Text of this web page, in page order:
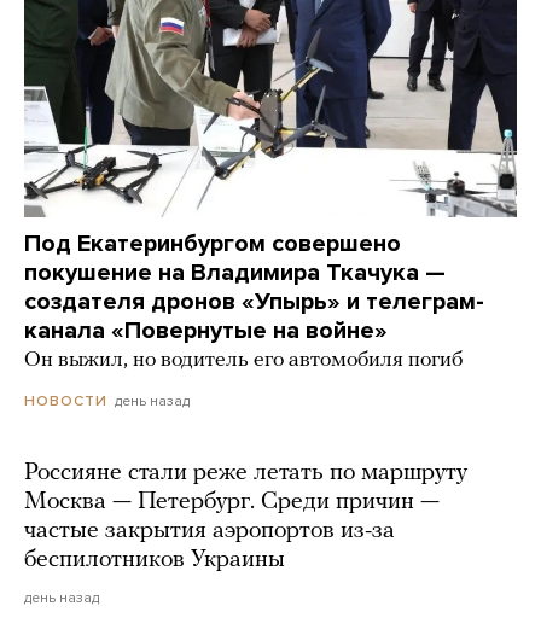
Под Екатеринбургом совершено
покушение на Владимира Ткачука —
создателя дронов «Упырь» и телеграм-
канала «Повернутые на войне»
Он выжил, но водитель его автомобиля погиб
НОВОСТИ день назад
Россияне стали реже летать по маршруту
Москва — Петербург. Среди причин —
частые закрытия аэропортов из-за
беспилотников Украины
день назад